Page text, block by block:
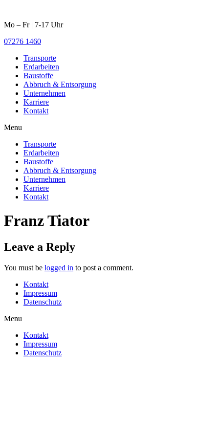
Mo – Fr | 7-17 Uhr
07276 1460
Transporte
Erdarbeiten
Baustoffe
Abbruch & Entsorgung
Unternehmen
Karriere
Kontakt
Menu
Transporte
Erdarbeiten
Baustoffe
Abbruch & Entsorgung
Unternehmen
Karriere
Kontakt
Franz Tiator
Leave a Reply
You must be logged in to post a comment.
Kontakt
Impressum
Datenschutz
Menu
Kontakt
Impressum
Datenschutz